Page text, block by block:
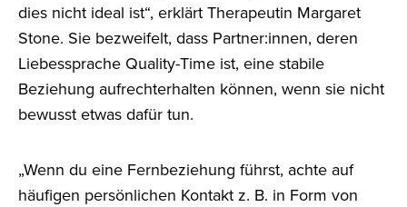
dies nicht ideal ist“, erklärt Therapeutin Margaret
Stone. Sie bezweifelt, dass Partner:innen, deren
Liebessprache Quality-Time ist, eine stabile
Beziehung aufrechterhalten können, wenn sie nicht
bewusst etwas dafür tun.
„Wenn du eine Fernbeziehung führst, achte auf
häufigen persönlichen Kontakt z. B. in Form von